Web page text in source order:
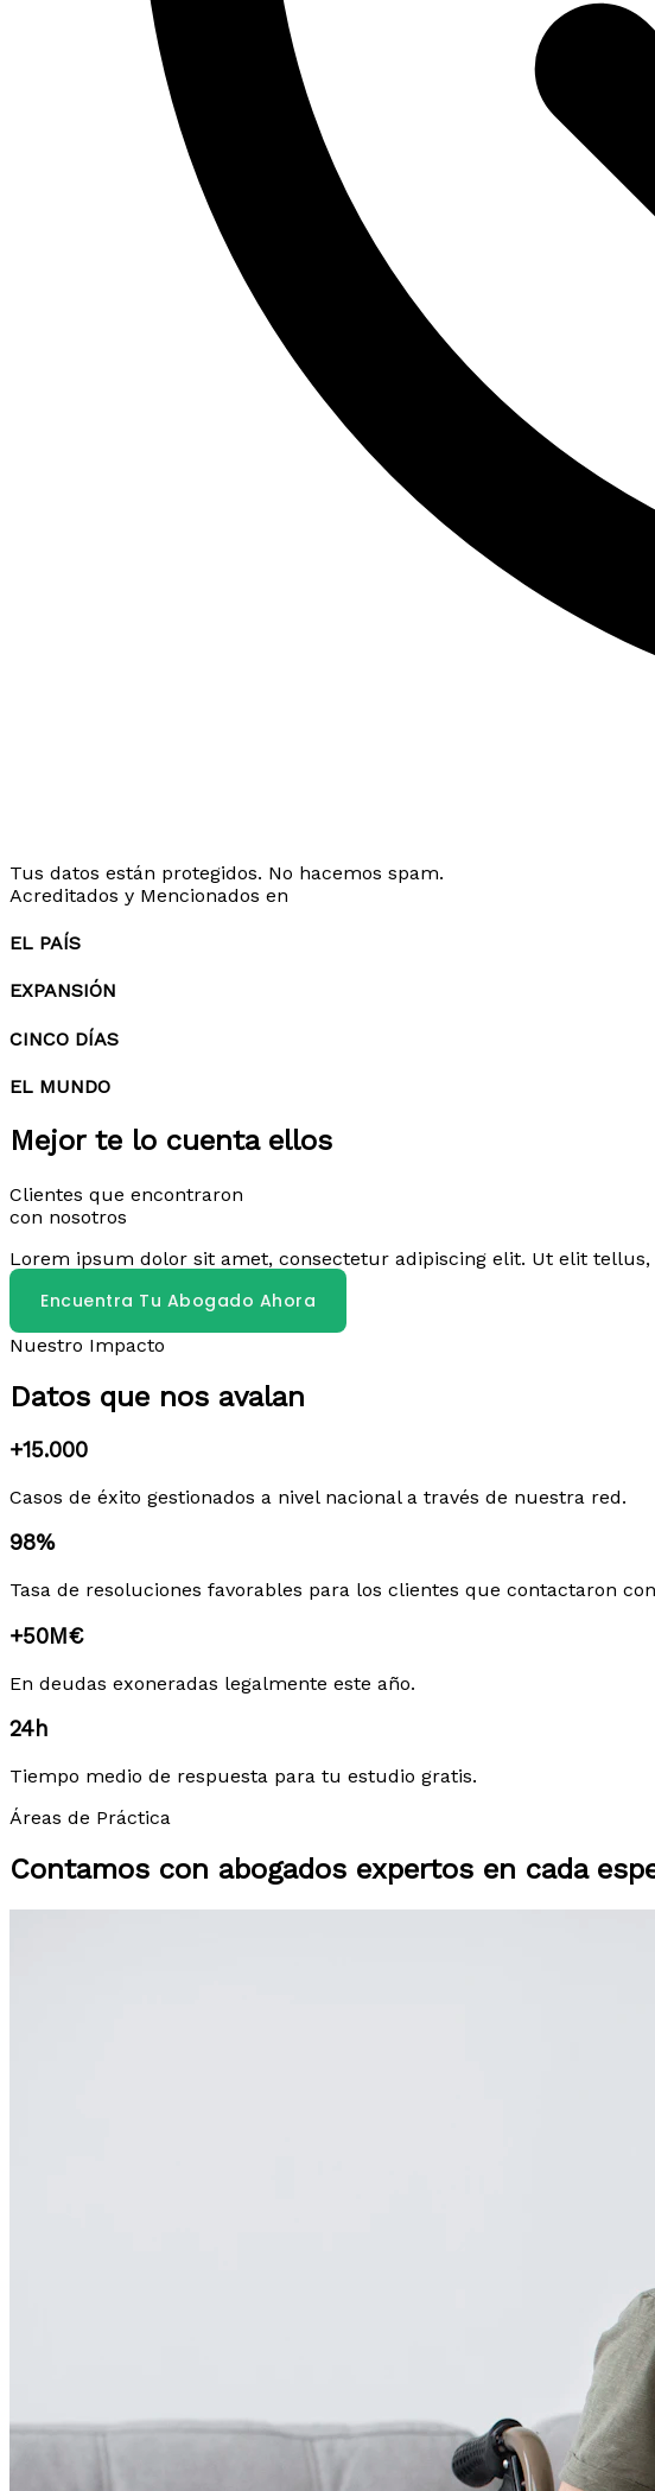
Tus datos están protegidos. No hacemos spam.
Acreditados y Mencionados en
EL PAÍS
EXPANSIÓN
CINCO DÍAS
EL MUNDO
Mejor te lo cuenta ellos
Clientes que encontraron
con nosotros
Lorem ipsum dolor sit amet, consectetur adipiscing elit. Ut elit
Encuentra Tu Abogado Ahora
Nuestro Impacto
Datos que nos avalan
+15.000
Casos de éxito gestionados a nivel nacional a través de nuestra red.
98%
Tasa de resoluciones favorables para los clientes que contactaron
+50M€
En deudas exoneradas legalmente este año.
24h
Tiempo medio de respuesta para tu estudio gratis.
Áreas de Práctica
Contamos con abogados expertos en cada